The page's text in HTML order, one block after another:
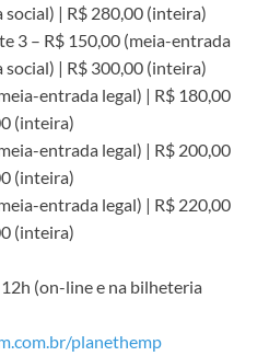
| R$ 280,00 (inteira)
3 – R$ 150,00 (meia-entrada
| R$ 300,00 (inteira)
entrada legal) | R$ 180,00
(inteira)
entrada legal) | R$ 200,00
(inteira)
entrada legal) | R$ 220,00
(inteira)
(on-line e na bilheteria
planethemp